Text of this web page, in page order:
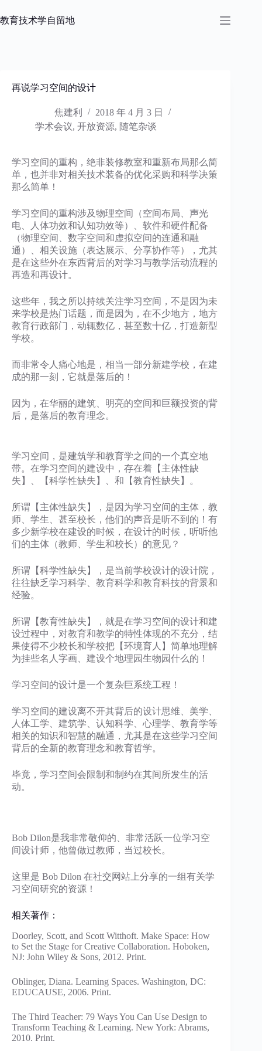
过
教育技术学自留地
再说学习空间的设计
焦建利
2018 年 4 月 3 日
学术会议, 开放资源, 随笔杂谈
学习空间的重构，绝非装修教室和重新布局那么简
单，也并非对相关技术装备的优化采购和科学决策
那么简单！
学习空间的重构涉及物理空间（空间布局、声光
电、人体功效和认知功效等）、软件和硬件配备
（物理空间、数字空间和虚拟空间的连通和融
通）、相关设施（表达展示、分享协作等），尤其
是在这些外在东西背后的对学习与教学活动流程的
再造和再设计。
这些年，我之所以持续关注学习空间，不是因为未
来学校是热门话题，而是因为，在不少地方，地方
教育行政部门，动辄数亿，甚至数十亿，打造新型
学校。
而非常令人痛心地是，相当一部分新建学校，在建
成的那一刻，它就是落后的！
因为，在华丽的建筑、明亮的空间和巨额投资的背
后，是落后的教育理念。
学习空间，是建筑学和教育学之间的一个真空地
带。在学习空间的建设中，存在着【主体性缺
失】、【科学性缺失】、和【教育性缺失】。
所谓【主体性缺失】，是因为学习空间的主体，教
师、学生、甚至校长，他们的声音是听不到的！有
多少新学校在建设的时候，在设计的时候，听听他
们的主体（教师、学生和校长）的意见？
所谓【科学性缺失】，是当前学校设计的设计院，
往往缺乏学习科学、教育科学和教育科技的背景和
经验。
所谓【教育性缺失】，就是在学习空间的设计和建
设过程中，对教育和教学的特性体现的不充分，结
果使得不少校长和学校把【环境育人】简单地理解
为挂些名人字画、建设个地理园生物园什么的！
学习空间的设计是一个复杂巨系统工程！
学习空间的建设离不开其背后的设计思维、美学、
人体工学、建筑学、认知科学、心理学、教育学等
相关的知识和智慧的融通，尤其是在这些学习空间
背后的全新的教育理念和教育哲学。
毕竟，学习空间会限制和制约在其间所发生的活
动。
Bob Dilon是我非常敬仰的、非常活跃一位学习空
间设计师，他曾做过教师，当过校长。
这里是 Bob Dilon 在社交网站上分享的一组有关学
习空间研究的资源！
相关著作：
Doorley, Scott, and Scott Witthoft. Make Space: How
to Set the Stage for Creative Collaboration. Hoboken,
NJ: John Wiley & Sons, 2012. Print.
Oblinger, Diana. Learning Spaces. Washington, DC:
EDUCAUSE, 2006. Print.
The Third Teacher: 79 Ways You Can Use Design to
Transform Teaching & Learning. New York: Abrams,
2010. Print.